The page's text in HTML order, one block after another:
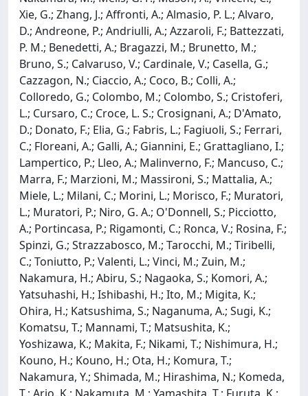
Xie, G.; Zhang, J.; Affronti, A.; Almasio, P. L.; Alvaro,
D.; Andreone, P.; Andriulli, A.; Azzaroli, F.; Battezzati,
P. M.; Benedetti, A.; Bragazzi, M.; Brunetto, M.;
Bruno, S.; Calvaruso, V.; Cardinale, V.; Casella, G.;
Cazzagon, N.; Ciaccio, A.; Coco, B.; Colli, A.;
Colloredo, G.; Colombo, M.; Colombo, S.; Cristoferi,
L.; Cursaro, C.; Croce, L. S.; Crosignani, A.; D'Amato,
D.; Donato, F.; Elia, G.; Fabris, L.; Fagiuoli, S.; Ferrari,
C.; Floreani, A.; Galli, A.; Giannini, E.; Grattagliano, I.;
Lampertico, P.; Lleo, A.; Malinverno, F.; Mancuso, C.;
Marra, F.; Marzioni, M.; Massironi, S.; Mattalia, A.;
Miele, L.; Milani, C.; Morini, L.; Morisco, F.; Muratori,
L.; Muratori, P.; Niro, G. A.; O'Donnell, S.; Picciotto,
A.; Portincasa, P.; Rigamonti, C.; Ronca, V.; Rosina, F.;
Spinzi, G.; Strazzabosco, M.; Tarocchi, M.; Tiribelli,
C.; Toniutto, P.; Valenti, L.; Vinci, M.; Zuin, M.;
Nakamura, H.; Abiru, S.; Nagaoka, S.; Komori, A.;
Yatsuhashi, H.; Ishibashi, H.; Ito, M.; Migita, K.;
Ohira, H.; Katsushima, S.; Naganuma, A.; Sugi, K.;
Komatsu, T.; Mannami, T.; Matsushita, K.;
Yoshizawa, K.; Makita, F.; Nikami, T.; Nishimura, H.;
Kouno, H.; Kouno, H.; Ota, H.; Komura, T.;
Nakamura, Y.; Shimada, M.; Hirashima, N.; Komeda,